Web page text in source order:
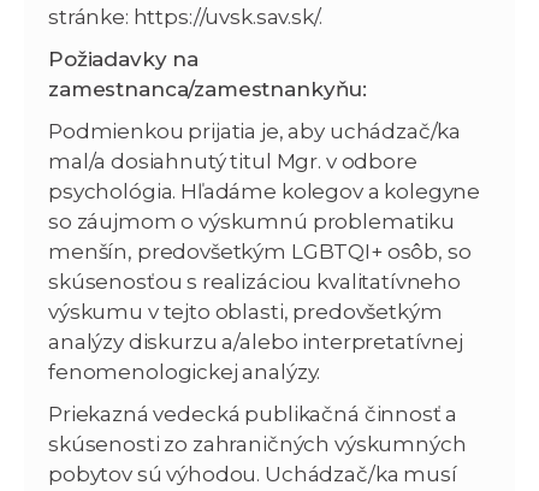
stránke: https://uvsk.sav.sk/.
Požiadavky na
zamestnanca/zamestnankyňu:
Podmienkou prijatia je, aby uchádzač/ka
mal/a dosiahnutý titul Mgr. v odbore
psychológia. Hľadáme kolegov a kolegyne
so záujmom o výskumnú problematiku
menšín, predovšetkým LGBTQI+ osôb, so
skúsenosťou s realizáciou kvalitatívneho
výskumu v tejto oblasti, predovšetkým
analýzy diskurzu a/alebo interpretatívnej
fenomenologickej analýzy.
Priekazná vedecká publikačná činnosť a
skúsenosti zo zahraničných výskumných
pobytov sú výhodou. Uchádzač/ka musí